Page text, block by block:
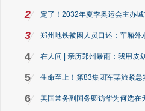
2 定了！2032年夏季奥运会主办
3 郑州地铁被困人员口述：车厢外
4 在人间 | 亲历郑州暴雨：我用皮
5 生命至上！第83集团军某旅紧急
6 美国常务副国务卿访华为何选在